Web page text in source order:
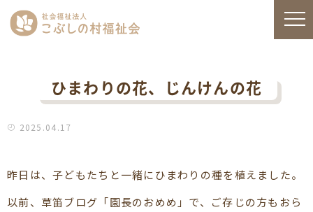
ひまわりの花、じんけんの花
2025.04.17
昨日は、子どもたちと一緒にひまわりの種を植えました。
以前、草笛ブログ「園長のおめめ」で、ご存じの方もおら